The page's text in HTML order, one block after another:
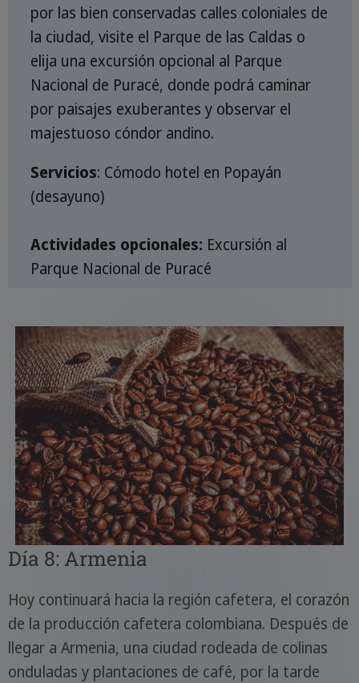
por las bien conservadas calles coloniales de
la ciudad, visite el Parque de las Caldas o
elija una excursión opcional al Parque
Nacional de Puracé, donde podrá caminar
por paisajes exuberantes y observar el
majestuoso cóndor andino.
Servicios: Cómodo hotel en Popayán
(desayuno)
Actividades opcionales: Excursión al
Parque Nacional de Puracé
Día 8: Armenia
Hoy continuará hacia la región cafetera, el corazón
de la producción cafetera colombiana. Después de
llegar a Armenia, una ciudad rodeada de colinas
onduladas y plantaciones de café, por la tarde